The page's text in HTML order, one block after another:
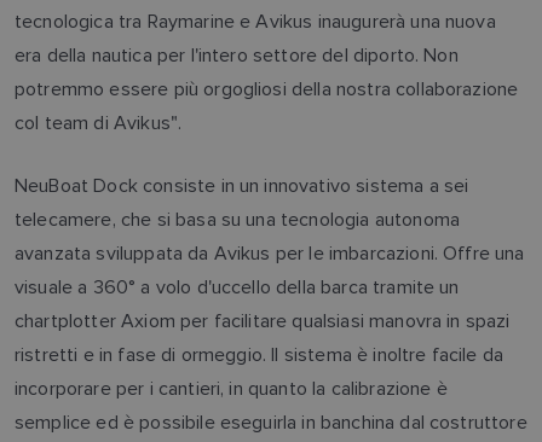
tecnologica tra Raymarine e Avikus inaugurerà una nuova
era della nautica per l'intero settore del diporto. Non
potremmo essere più orgogliosi della nostra collaborazione
col team di Avikus".
NeuBoat Dock consiste in un innovativo sistema a sei
telecamere, che si basa su una tecnologia autonoma
avanzata sviluppata da Avikus per le imbarcazioni. Offre una
visuale a 360° a volo d'uccello della barca tramite un
chartplotter Axiom per facilitare qualsiasi manovra in spazi
ristretti e in fase di ormeggio. Il sistema è inoltre facile da
incorporare per i cantieri, in quanto la calibrazione è
semplice ed è possibile eseguirla in banchina dal costruttore